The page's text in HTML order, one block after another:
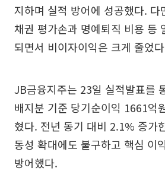
지하며 실적 방어에 성공했다. 다
채권 평가손과 명예퇴직 비용 등
되면서 비이자이익은 크게 줄었
JB금융지주는 23일 실적발표를
배지분 기준 당기순이익 1661억
혔다. 전년 동기 대비 2.1% 증가
동성 확대에도 불구하고 핵심 이
방어했다.